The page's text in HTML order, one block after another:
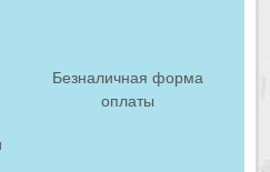
Безналичная форма
оплаты